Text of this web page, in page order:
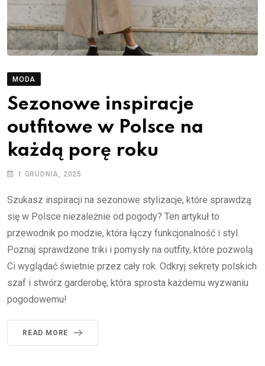
MODA
Sezonowe inspiracje
outfitowe w Polsce na
każdą porę roku
1 GRUDNIA, 2025
Szukasz inspiracji na sezonowe stylizacje, które sprawdzą
się w Polsce niezależnie od pogody? Ten artykuł to
przewodnik po modzie, która łączy funkcjonalność i styl.
Poznaj sprawdzone triki i pomysły na outfity, które pozwolą
Ci wyglądać świetnie przez cały rok. Odkryj sekrety polskich
szaf i stwórz garderobę, która sprosta każdemu wyzwaniu
pogodowemu!
READ MORE